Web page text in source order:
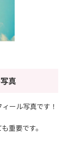
真
ール写真です！
重要です。